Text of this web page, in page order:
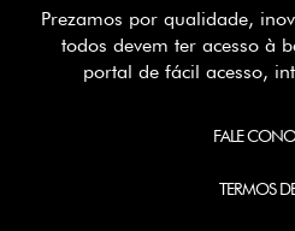
Prezamos por qualidade,
todos devem ter acesso à
portal de fácil acesso,
FALE
TERMOS